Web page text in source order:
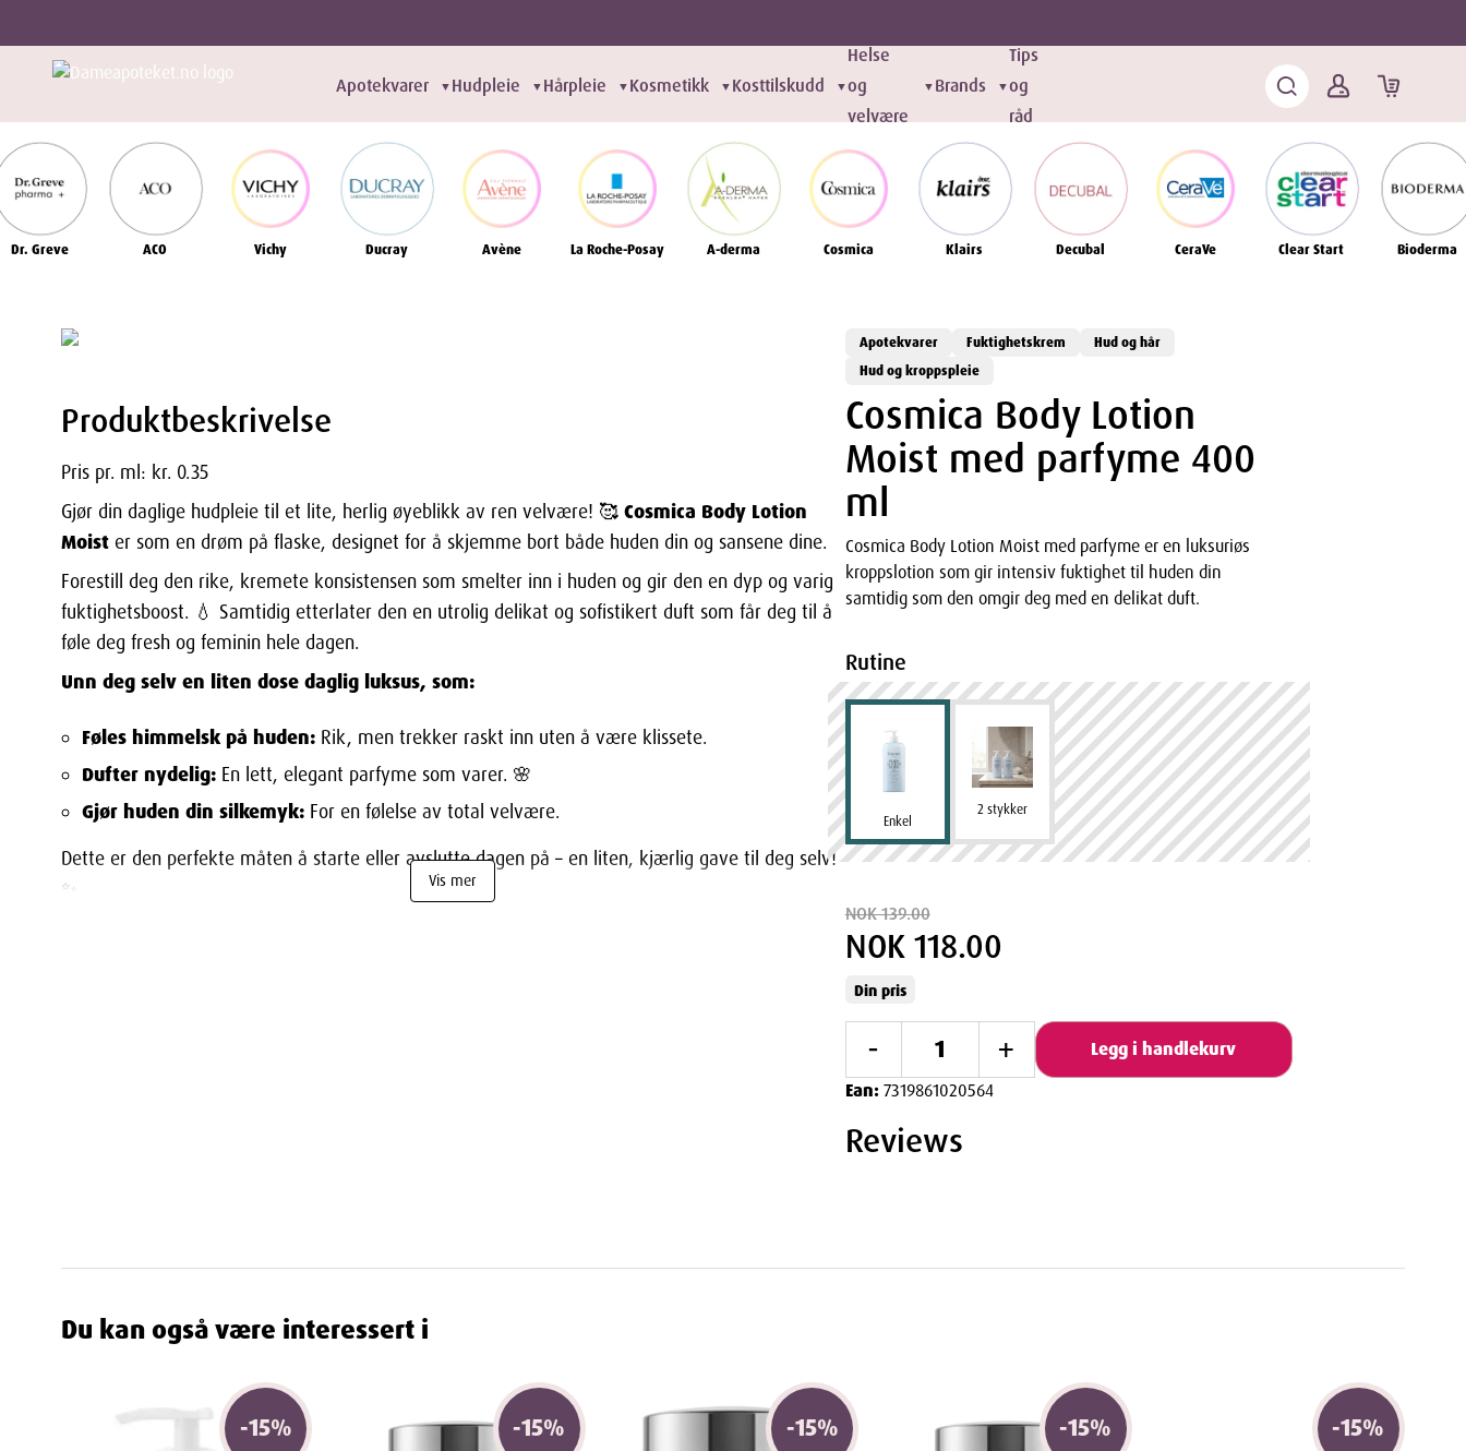
Apotekvarer ▼ Hudpleie ▼ Hårpleie ▼ Kosmetikk ▼ Kosttilskudd ▼
Helse
og
velvære
▼ Brands ▼
Tips
og
råd
Dr. Greve ACO Vichy Ducray Avène La Roche-Posay A-derma Cosmica Klairs Decubal CeraVe Clear Start Bioderma
Produktbeskrivelse
Pris pr. ml: kr. 0.35
Gjør din daglige hudpleie til et lite, herlig øyeblikk av ren velvære! 🥰 Cosmica Body Lotion
Moist er som en drøm på flaske, designet for å skjemme bort både huden din og sansene dine.
Forestill deg den rike, kremete konsistensen som smelter inn i huden og gir den en dyp og varig
fuktighetsboost. 💧 Samtidig etterlater den en utrolig delikat og sofistikert duft som får deg til å
føle deg fresh og feminin hele dagen.
Unn deg selv en liten dose daglig luksus, som:
Føles himmelsk på huden: Rik, men trekker raskt inn uten å være klissete.
Dufter nydelig: En lett, elegant parfyme som varer. 🌸
Gjør huden din silkemyk: For en følelse av total velvære.
Dette er den perfekte måten å starte eller avslutte dagen på – en liten, kjærlig gave til deg selv!
✨
Varenummer: 968806
Ingredienser
Aqua, Paraffinum Liquidum, Isopropyl Myristate, Paraffin, Glyceryl Stearate Citrate, Glycerin,
Propanediol, Diglycerin, Glyceryl Stearate, Cetearyl Alcohol, Acrylates/C10-30 Alkyl Acrylate
Vis mer
Apotekvarer Fuktighetskrem
Hud og hår
Hud og kroppspleie
Cosmica Body Lotion
Moist med parfyme 400
ml
Cosmica Body Lotion Moist med parfyme er en luksuriøs
kroppslotion som gir intensiv fuktighet til huden din
samtidig som den omgir deg med en delikat duft.
Rutine
Enkel
2 stykker
NOK 139.00
NOK 118.00
Din pris
- +
Legg i handlekurv
Ean: 7319861020564
Reviews
Du kan også være interessert i
-15% -15% -15% -15% -15%